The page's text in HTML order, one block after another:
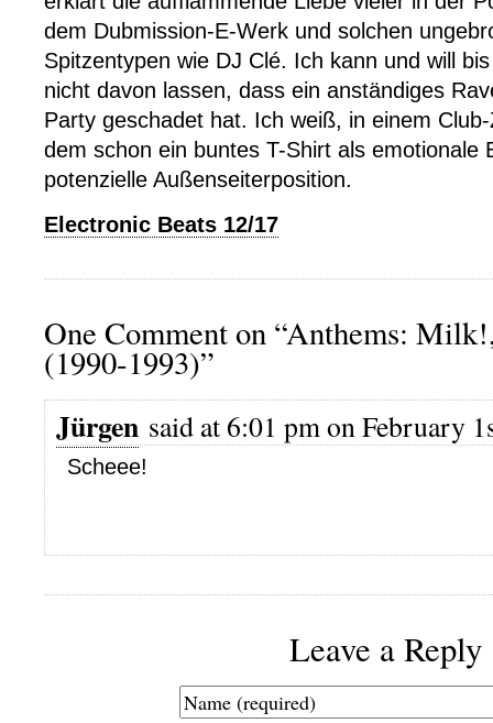
dem Dubmission-E-Werk und solchen
Spitzentypen wie DJ Clé. Ich kann und will
nicht davon lassen, dass ein anständiges
Party geschadet hat. Ich weiß, in einem
dem schon ein buntes T-Shirt als emotionale
potenzielle Außenseiterposition.
Electronic Beats 12/17
One Comment on “Anthems:
(1990-1993)”
Jürgen said at 6:01 pm on February
Scheee!
Leave a Reply